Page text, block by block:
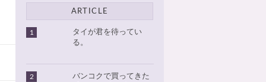
ARTICLE
1
タイが君を待ってい
る。
2
バンコクで買ってきた